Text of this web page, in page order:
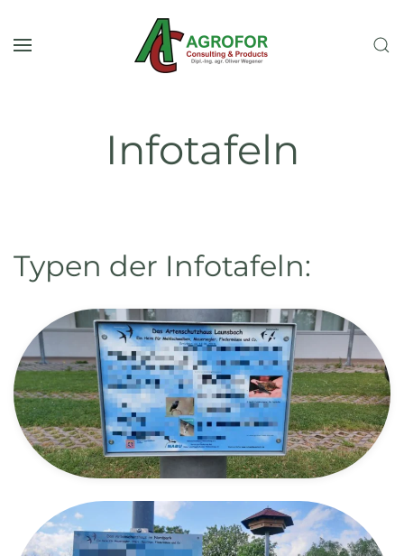
Skip to main content
Infotafeln
Typen der Infotafeln: